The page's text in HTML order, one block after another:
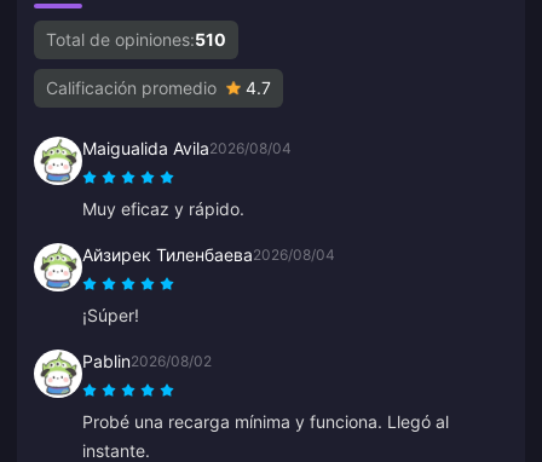
Total de opiniones:510
Calificación promedio 4.7
Maigualida Avila2026/08/04
Muy eficaz y rápido.
Айзирек Тиленбаева2026/08/04
¡Súper!
Pablin2026/08/02
Probé una recarga mínima y funciona. Llegó al
instante.